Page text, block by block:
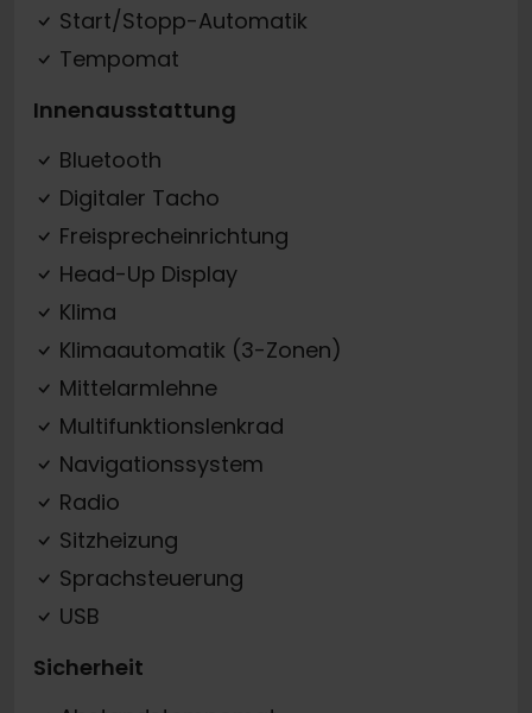
Start/Stopp-Automatik
Tempomat
Innenausstattung
Bluetooth
Digitaler Tacho
Freisprecheinrichtung
Head-Up Display
Klima
Klimaautomatik (3-Zonen)
Mittelarmlehne
Multifunktionslenkrad
Navigationssystem
Radio
Sitzheizung
Sprachsteuerung
USB
Sicherheit